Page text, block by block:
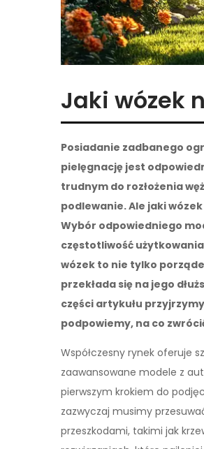
Jaki wózek
Posiadanie zadbanego
pielęgnację jest
trudnym do rozłożenia
podlewanie. Ale jaki
Wybór odpowiedniego
częstotliwość
wózek to nie tylko
przekłada się na jego
części artykułu
podpowiemy, na co
Współczesny rynek oferuje
zaawansowane modele z
pierwszym krokiem do
zazwyczaj musimy
przeszkodami, takimi jak